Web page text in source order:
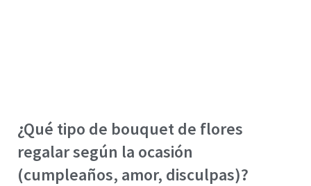
¿Qué tipo de bouquet de flores
regalar según la ocasión
(cumpleaños, amor, disculpas)?